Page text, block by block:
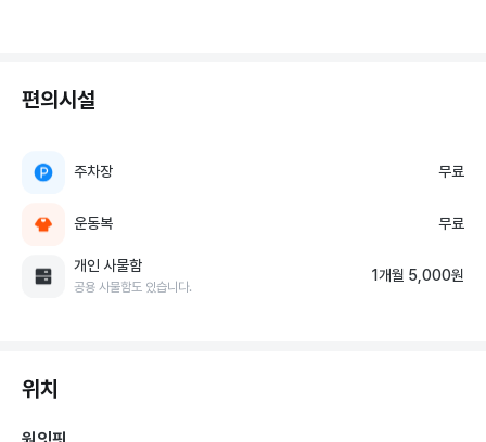
편의시설
주차장 무료
운동복 무료
개인 사물함
공용 사물함도 있습니다.
1개월 5,000원
위치